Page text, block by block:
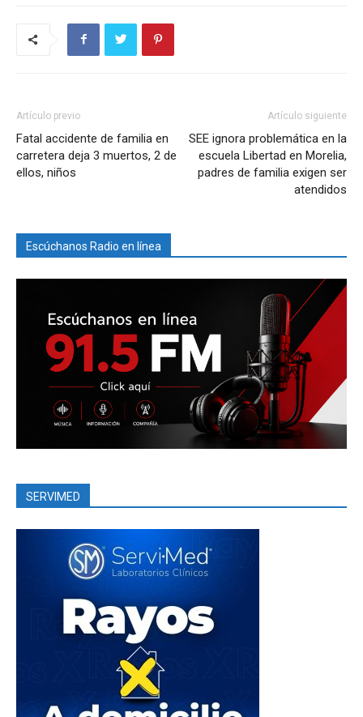
Artículo previo
Fatal accidente de familia en
carretera deja 3 muertos, 2 de
ellos, niños
Artículo siguiente
SEE ignora problemática en la
escuela Libertad en Morelia,
padres de familia exigen ser
atendidos
Escúchanos Radio en línea
SERVIMED